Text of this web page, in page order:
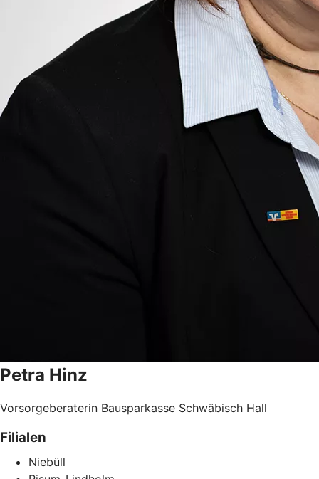
Petra Hinz
Vorsorgeberaterin Bausparkasse Schwäbisch Hall
Filialen
Niebüll